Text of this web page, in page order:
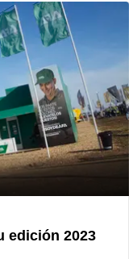
edición 2023